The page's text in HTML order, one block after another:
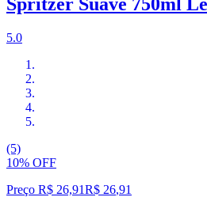
5.0
(5)
10% OFF
Preço R$ 26,91R$ 26,91